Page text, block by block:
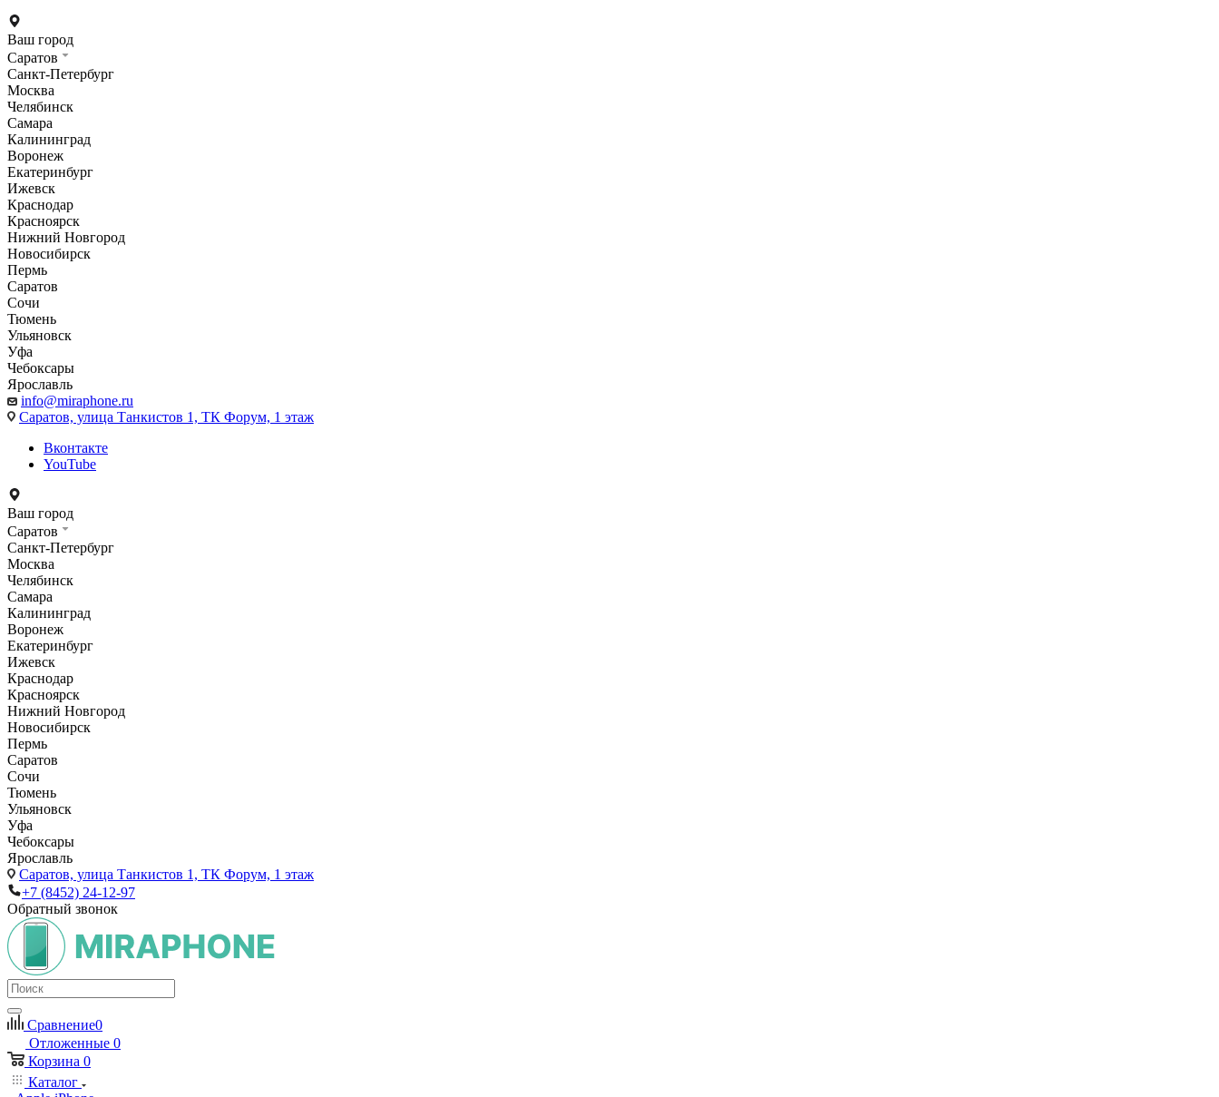
Ваш город
Саратов
Санкт-Петербург
Москва
Челябинск
Самара
Калининград
Воронеж
Екатеринбург
Ижевск
Краснодар
Красноярск
Нижний Новгород
Новосибирск
Пермь
Саратов
Сочи
Тюмень
Ульяновск
Уфа
Чебоксары
Ярославль
info@miraphone.ru
Саратов, улица Танкистов 1, ТК Форум, 1 этаж
Вконтакте
YouTube
Ваш город
Саратов
Санкт-Петербург
Москва
Челябинск
Самара
Калининград
Воронеж
Екатеринбург
Ижевск
Краснодар
Красноярск
Нижний Новгород
Новосибирск
Пермь
Саратов
Сочи
Тюмень
Ульяновск
Уфа
Чебоксары
Ярославль
Саратов, улица Танкистов 1, ТК Форум, 1 этаж
+7 (8452) 24-12-97
Обратный звонок
Сравнение0
Отложенные 0
Корзина 0
Каталог